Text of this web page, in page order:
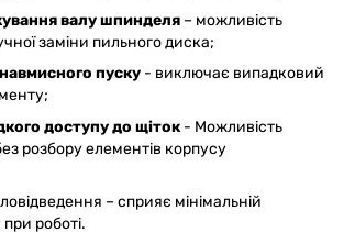
валу шпинделя – можливість
заміни пильного диска;
пуску - виключає випадковий
доступу до щіток - Можливість
розбору елементів корпусу
– сприяє мінімальній
при роботі.